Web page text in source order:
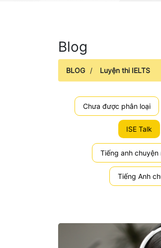
Blog
BLOG / Luyện thi IELTS
Chưa được phân loại
ISE Talk
Tiếng anh
Tiếng Anh